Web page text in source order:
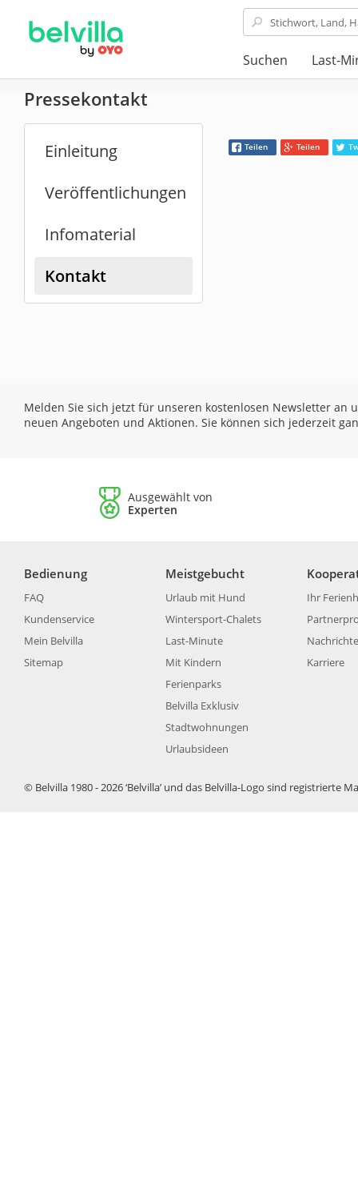
Suchen Last-
Pressekontakt
Einleitung
Veröffentlichungen
Infomaterial
Kontakt
Teilen Teilen
Melden Sie sich jetzt für unseren kostenlosen Newsletter an
neuen Angeboten und Aktionen. Sie können sich jederzeit
Ausgewählt von
Experten
Bedienung
FAQ
Kundenservice
Mein Belvilla
Sitemap
Meistgebucht
Urlaub mit Hund
Wintersport-Chalets
Last-Minute
Mit Kindern
Ferienparks
Belvilla Exklusiv
Stadtwohnungen
Urlaubsideen
Ihr
Karriere
© Belvilla 1980 - 2026 ‘Belvilla’ und das Belvilla-Logo sind registrierte